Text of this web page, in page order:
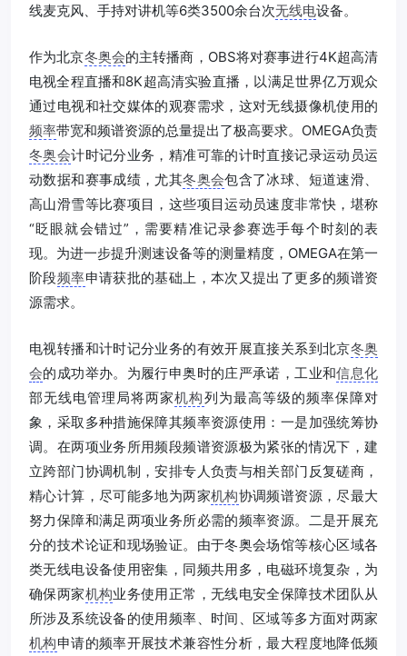
线麦克风、手持对讲机等6类3500余台次无线电设备。
作为北京冬奥会的主转播商，OBS将对赛事进行4K超高清
电视全程直播和8K超高清实验直播，以满足世界亿万观众
通过电视和社交媒体的观赛需求，这对无线摄像机使用的
频率带宽和频谱资源的总量提出了极高要求。OMEGA负责
冬奥会计时记分业务，精准可靠的计时直接记录运动员运
动数据和赛事成绩，尤其冬奥会包含了冰球、短道速滑、
高山滑雪等比赛项目，这些项目运动员速度非常快，堪称
“眨眼就会错过”，需要精准记录参赛选手每个时刻的表
现。为进一步提升测速设备等的测量精度，OMEGA在第一
阶段频率申请获批的基础上，本次又提出了更多的频谱资
源需求。
电视转播和计时记分业务的有效开展直接关系到北京冬奥
会的成功举办。为履行申奥时的庄严承诺，工业和信息化
部无线电管理局将两家机构列为最高等级的频率保障对
象，采取多种措施保障其频率资源使用：一是加强统筹协
调。在两项业务所用频段频谱资源极为紧张的情况下，建
立跨部门协调机制，安排专人负责与相关部门反复磋商，
精心计算，尽可能多地为两家机构协调频谱资源，尽最大
努力保障和满足两项业务所必需的频率资源。二是开展充
分的技术论证和现场验证。由于冬奥会场馆等核心区域各
类无线电设备使用密集，同频共用多，电磁环境复杂，为
确保两家机构业务使用正常，无线电安全保障技术团队从
所涉及系统设备的使用频率、时间、区域等多方面对两家
机构申请的频率开展技术兼容性分析，最大程度地降低频